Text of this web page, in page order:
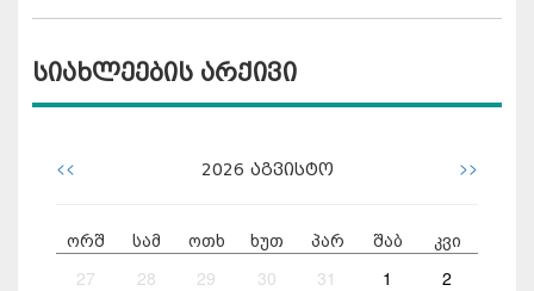
სიახლეების არქივი
<< 2026 აგვისტო >>
ორშ სამ ოთხ ხუთ პარ შაბ კვი
27 28 29 30 31 1 2